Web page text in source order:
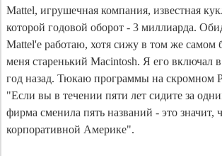
Mattel, игрушечная компания, известная
которой годовой оборот - 3 миллиарда.
Mattel'е работаю, хотя сижу в том же самом
меня старенький Macintosh. Я его включал
год назад. Тюкаю программы на скромном
"Если вы в течении пяти лет сидите за
фирма сменила пять названий - это значит,
корпоративной Америке".